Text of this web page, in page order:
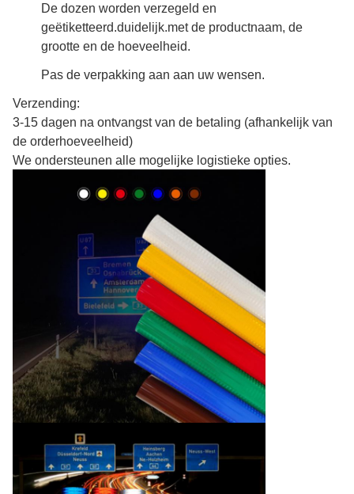
De dozen worden verzegeld en
geëtiketteerd.duidelijk.met de productnaam, de
grootte en de hoeveelheid.
Pas de verpakking aan aan uw wensen.
Verzending:
3-15 dagen na ontvangst van de betaling (afhankelijk van
de orderhoeveelheid)
We ondersteunen alle mogelijke logistieke opties.